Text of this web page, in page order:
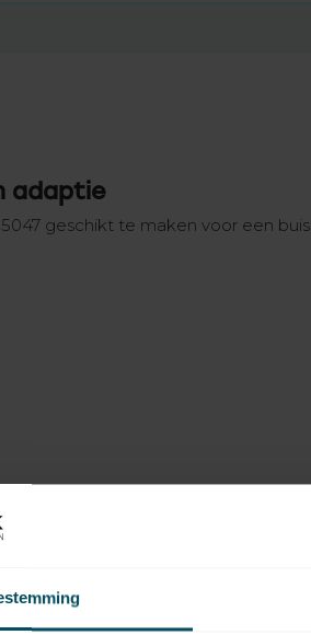
adaptie
geschikt te maken voor een